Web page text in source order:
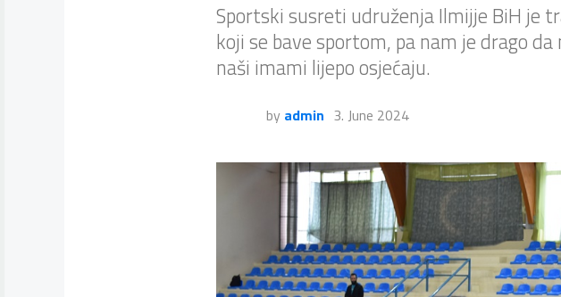
Sportski susreti udruženja Ilmijje BiH je
koji se bave sportom, pa nam je drago
naši imami lijepo osjećaju.
by admin 3. June 2024